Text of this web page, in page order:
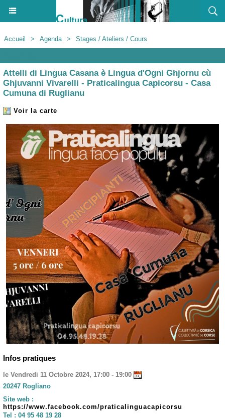
Accueil > Agenda > Stages / Ateliers / Cours
Attelli di Lingua Casana è Lingua d'Ogni Ghjornu cù
Ghjuvanni Vivarelli - Praticalingua Capicorsu - Casa
Cumuna di Ruglianu
Voir la carte
Infos pratiques
le Vendredi 11 Octobre 2024, 17:00 - 19:00
20247 Rogliano
Site web :
https://www.facebook.com/praticalinguacapicorsu
Tel : 04 95 48 19 28